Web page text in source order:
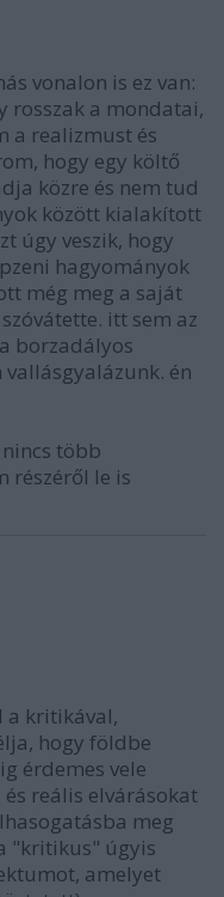
vonalon is ez van:
rosszak a mondatai,
a realizmust és
hogy egy költő
közre és nem tud
között kialakított
úgy veszik, hogy
hagyományok
még meg a saját
itt sem az
borzadályos
én
több
részéről le is
a kritikával,
hogy földbe
érdemes vele
reális elvárásokat
meg
"kritikus" úgyis
amelyet